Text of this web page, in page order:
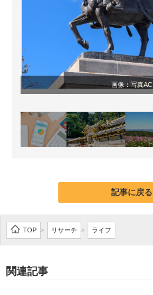
画像： 写真AC
記事に戻る
TOP > リサーチ > ライフ
関連記事